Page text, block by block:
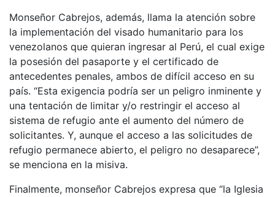
Monseñor Cabrejos, además, llama la atención sobre
la implementación del visado humanitario para los
venezolanos que quieran ingresar al Perú, el cual exige
la posesión del pasaporte y el certificado de
antecedentes penales, ambos de difícil acceso en su
país. “Esta exigencia podría ser un peligro inminente y
una tentación de limitar y/o restringir el acceso al
sistema de refugio ante el aumento del número de
solicitantes. Y, aunque el acceso a las solicitudes de
refugio permanece abierto, el peligro no desaparece”,
se menciona en la misiva.
Finalmente, monseñor Cabrejos expresa que “la Iglesia